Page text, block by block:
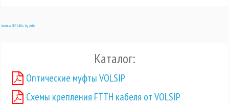
Joomla SEF URLs by Artio
Каталог:
Оптические муфты VOLSIP
Схемы крепления FTTH кабеля от VOLSIP